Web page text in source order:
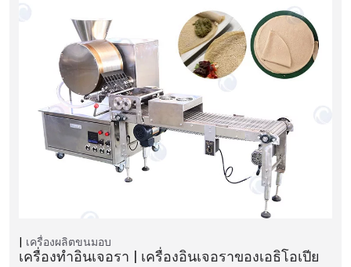
เครื่องผลิตขนมอบ
เครื่องทำอินเจอรา | เครื่องอินเจอราของเอธิโอเปีย